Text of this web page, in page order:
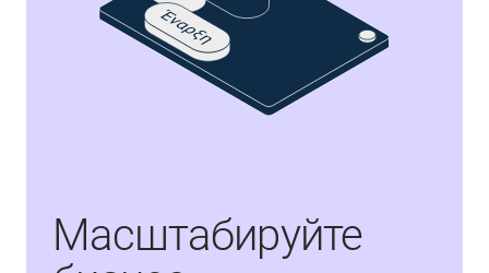
Масштабируйте